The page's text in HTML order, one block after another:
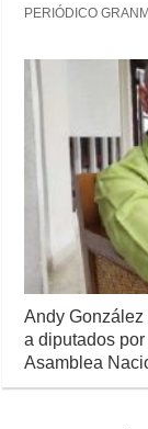
PERIÓDICO
Andy
a diputados
Asamblea